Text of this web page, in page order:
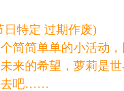
日特定 过期作废)
简简单单的小活动
来的希望，萝莉是
去吧……